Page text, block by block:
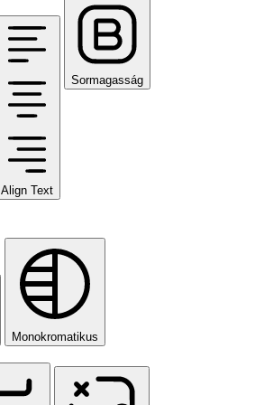
Align Text
Sormagasság
Monokromatikus